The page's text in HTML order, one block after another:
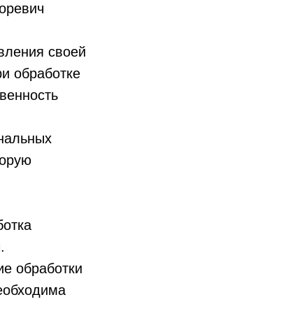
своей
обработке
обработки